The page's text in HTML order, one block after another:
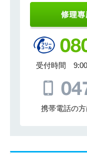
受付時間 9:00
携帯電話の方